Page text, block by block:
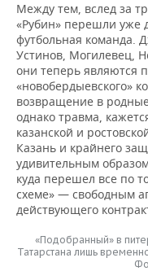
Между тем, вслед за
«Рубин» перешли уже
футбольная команда.
Устинов, Могилевец,
они теперь являются
«новобердыевского»
возвращение в
однако травма,
казанской и
Казань и крайнего
удивительным
куда перешел все по
схеме» — свободным
действующего
«Подобранный» в
Татарстана лишь